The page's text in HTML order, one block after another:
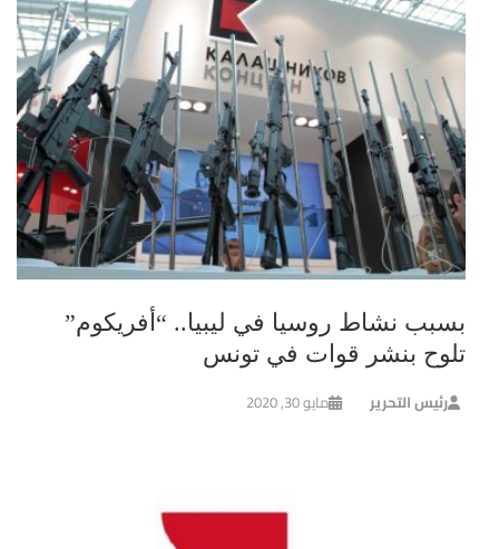
بسبب نشاط روسيا في ليبيا.. “أفريكوم”
تلوح بنشر قوات في تونس
رئيس التحرير مايو 30, 2020